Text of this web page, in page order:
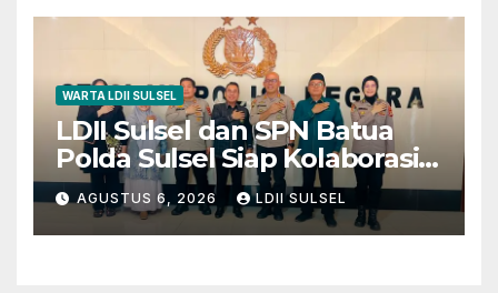
WARTA LDII SULSEL
LDII Sulsel dan SPN Batua
Polda Sulsel Siap Kolaborasi
Bakti Sosial Sambut HUT RI
ke-81
AGUSTUS 6, 2026 LDII SULSEL